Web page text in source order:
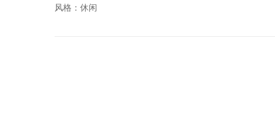
风格：休闲